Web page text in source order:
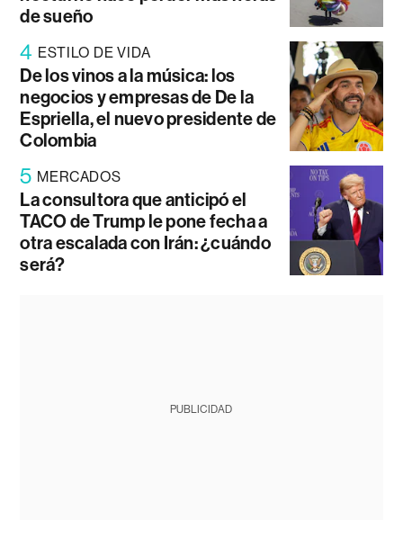
de sueño
4 ESTILO DE VIDA
De los vinos a la música: los
negocios y empresas de De la
Espriella, el nuevo presidente de
Colombia
5 MERCADOS
La consultora que anticipó el
TACO de Trump le pone fecha a
otra escalada con Irán: ¿cuándo
será?
PUBLICIDAD